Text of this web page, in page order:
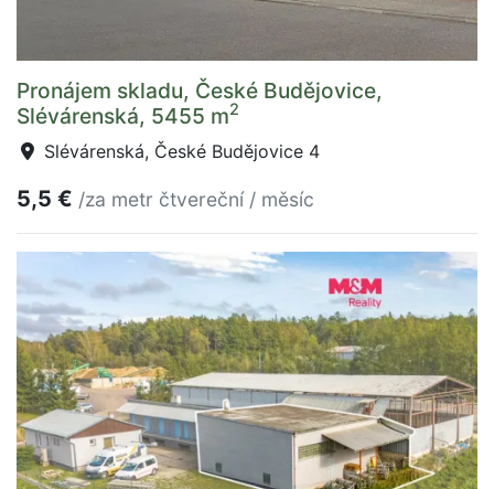
Pronájem skladu, České Budějovice,
Slévárenská, 5455 m2
Slévárenská, České Budějovice 4
5,5 € /za metr čtvereční / měsíc